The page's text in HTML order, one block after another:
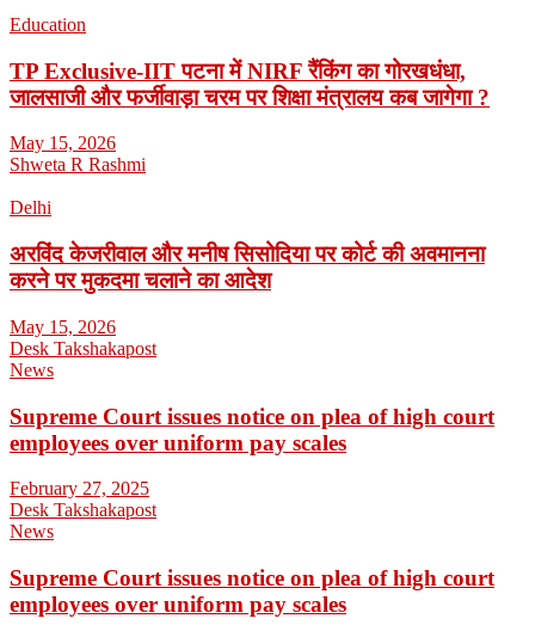
Education
TP Exclusive-IIT पटना में NIRF रैंकिंग का गोरखधंधा,
जालसाजी और फर्जीवाड़ा चरम पर शिक्षा मंत्रालय कब जागेगा ?
May 15, 2026
Shweta R Rashmi
Delhi
अरविंद केजरीवाल और मनीष सिसोदिया पर कोर्ट की अवमानना
करने पर मुकदमा चलाने का आदेश
May 15, 2026
Desk Takshakapost
News
Supreme Court issues notice on plea of high court
employees over uniform pay scales
February 27, 2025
Desk Takshakapost
News
Supreme Court issues notice on plea of high court
employees over uniform pay scales